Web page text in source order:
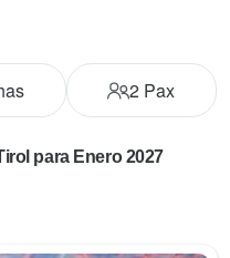
2 Pax
para Enero 2027